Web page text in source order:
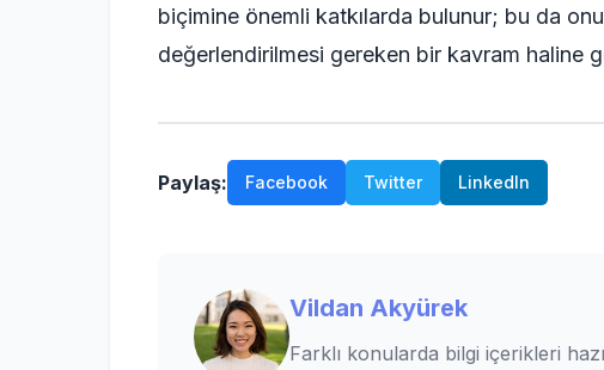
biçimine önemli katkılarda bulunur; bu da
değerlendirilmesi gereken bir kavram haline
Paylaş: Facebook Twitter LinkedIn
Vildan Akyürek
Farklı konularda bilgi içerikleri